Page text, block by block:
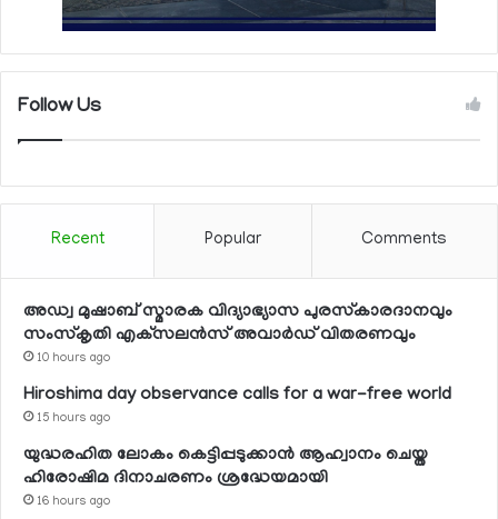
Follow Us
Recent Popular Comments
അഡ്വ മുഷാബ് സ്മാരക വിദ്യാഭ്യാസ പുരസ്‌കാരദാനവും
സംസ്‌കൃതി എക്‌സലന്‍സ് അവാര്‍ഡ് വിതരണവും
10 hours ago
Hiroshima day observance calls for a war-free world
15 hours ago
യുദ്ധരഹിത ലോകം കെട്ടിപ്പടുക്കാന്‍ ആഹ്വാനം ചെയ്ത
ഹിരോഷിമ ദിനാചരണം ശ്രദ്ധേയമായി
16 hours ago